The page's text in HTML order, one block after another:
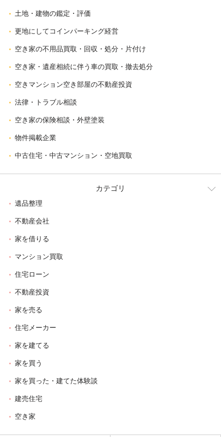
土地・建物の鑑定・評価
更地にしてコインパーキング経営
空き家の不用品買取・回収・処分・片付け
空き家・遺産相続に伴う車の買取・撤去処分
空きマンション空き部屋の不動産投資
法律・トラブル相談
空き家の保険相談・外壁塗装
物件掲載企業
中古住宅・中古マンション・空地買取
カテゴリ
遺品整理
不動産会社
家を借りる
マンション買取
住宅ローン
不動産投資
家を売る
住宅メーカー
家を建てる
家を買う
家を買った・建てた体験談
建売住宅
空き家